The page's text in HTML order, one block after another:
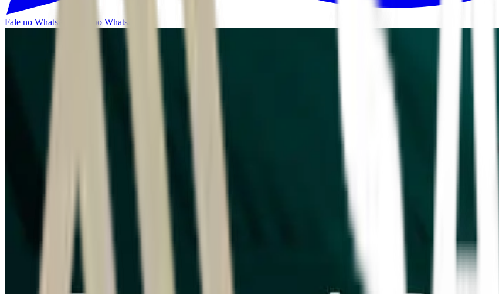
Fale no WhatsApp Fale no WhatsApp